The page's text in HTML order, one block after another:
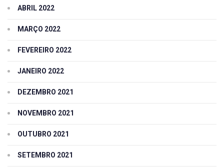
ABRIL 2022
MARÇO 2022
FEVEREIRO 2022
JANEIRO 2022
DEZEMBRO 2021
NOVEMBRO 2021
OUTUBRO 2021
SETEMBRO 2021